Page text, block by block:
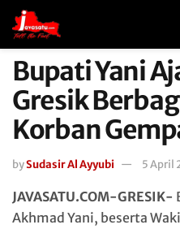
Bupati Yani
Gresik
Korban
bySudasir Al Ayyubi 5 April
JAVASATU.COM-GRESIK-
Akhmad Yani, beserta